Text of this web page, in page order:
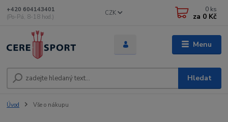
Menu
CZK
Hledat
+420 604143401
(Po-Pá, 8-18 hod.)
0 ks
za 0 Kč
Úvod Vše o nákupu